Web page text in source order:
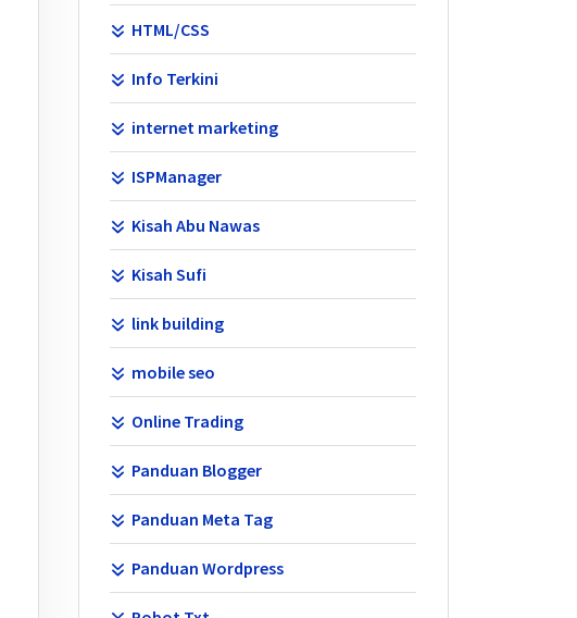
HTML/CSS
Info Terkini
internet marketing
ISPManager
Kisah Abu Nawas
Kisah Sufi
link building
mobile seo
Online Trading
Panduan Blogger
Panduan Meta Tag
Panduan Wordpress